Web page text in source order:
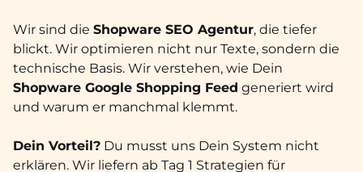
Wir sind die Shopware SEO Agentur, die tiefer
blickt. Wir optimieren nicht nur Texte, sondern die
technische Basis. Wir verstehen, wie Dein
Shopware Google Shopping Feed generiert wird
und warum er manchmal klemmt.
Dein Vorteil? Du musst uns Dein System nicht
erklären. Wir liefern ab Tag 1 Strategien für